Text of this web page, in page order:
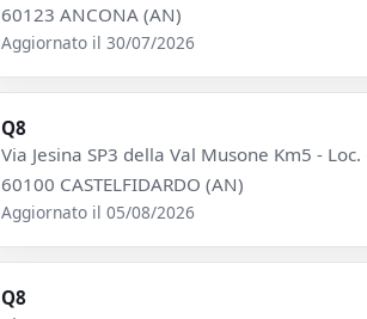
60123 ANCONA (AN)
Aggiornato il 30/07/2026
Q8
Via Jesina SP3 della Val Musone Km5 -
60100 CASTELFIDARDO (AN)
Aggiornato il 05/08/2026
Q8